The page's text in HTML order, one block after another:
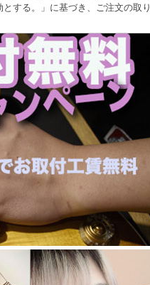
する。」に基づき、ご注文の取り